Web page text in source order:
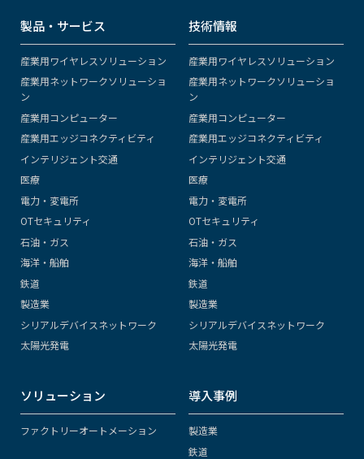
製品・サービス
産業用ワイヤレスソリューション
産業用ネットワークソリューショ
ン
産業用コンピューター
産業用エッジコネクティビティ
インテリジェント交通
医療
電力・変電所
OTセキュリティ
石油・ガス
海洋・船舶
鉄道
製造業
シリアルデバイスネットワーク
太陽光発電
技術情報
産業用ワイヤレスソリューション
産業用ネットワークソリューショ
ン
産業用コンピューター
産業用エッジコネクティビティ
インテリジェント交通
医療
電力・変電所
OTセキュリティ
石油・ガス
海洋・船舶
鉄道
製造業
シリアルデバイスネットワーク
太陽光発電
ソリューション
ファクトリーオートメーション
導入事例
製造業
鉄道